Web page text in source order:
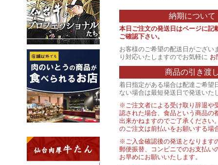
納期について
本日ご注文の発送日はページに記
ご確認下さい。
お客様のご希望の配送日がござい
り対応いたしますのでお気軽に お
商品の引き渡
着日指定がある場合は配達ご希望
ない場合は最短発送日で発送いた
※ご注文者による受け取り辞退や
認された場合、食品という商品の
出来かねますのでご了承ください
のご注文は前払いをお願いする場
※ご入金確認後の発送となります
郵便振替、コンビニでのお支払い
お早めにお願いいたします。